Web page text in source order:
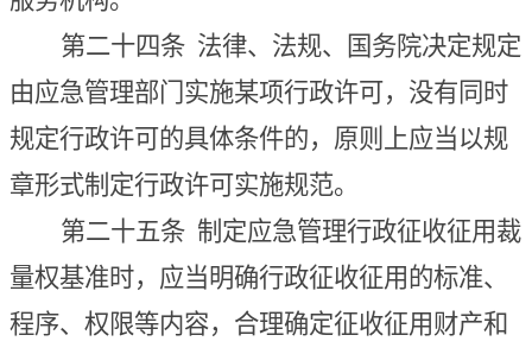
第二十四条法律、法规、国务院决定规定
由应急管理部门实施某项行政许可，没有同时
规定行政许可的具体条件的，原则上应当以规
章形式制定行政许可实施规范。
第二十五条制定应急管理行政征收征用裁
量权基准时，应当明确行政征收征用的标准、
程序、权限等内容，合理确定征收征用财产和